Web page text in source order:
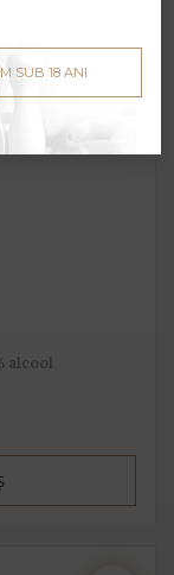
alcool
SUB 18 ANI